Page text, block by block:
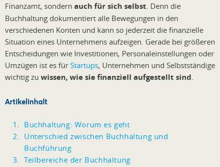
Finanzamt, sondern auch für sich selbst . Denn die
Buchhaltung dokumentiert alle Bewegungen in den
verschiedenen Konten und kann so jederzeit die finanzielle
Situation eines Unternehmens aufzeigen. Gerade bei größeren
Entscheidungen wie Investitionen, Personaleinstellungen oder
Umzügen ist es für Startups, Unternehmen und Selbstständige
wichtig zu wissen, wie sie finanziell aufgestellt sind
Artikelinhalt
Buchhaltung: Worum es geht
Unterschied zwischen Buchhaltung und
Buchführung
Teilbereiche der Buchhaltung